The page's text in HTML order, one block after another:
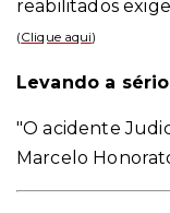
reabilitados
(Clique aqui)
Levando a
"O acidente
Marcelo